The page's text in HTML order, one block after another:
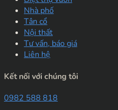
Nhà phố
Tân cổ
Nội thất
Tư vấn, báo giá
Liên hệ
Kết nối với chúng tôi
0982 588 818